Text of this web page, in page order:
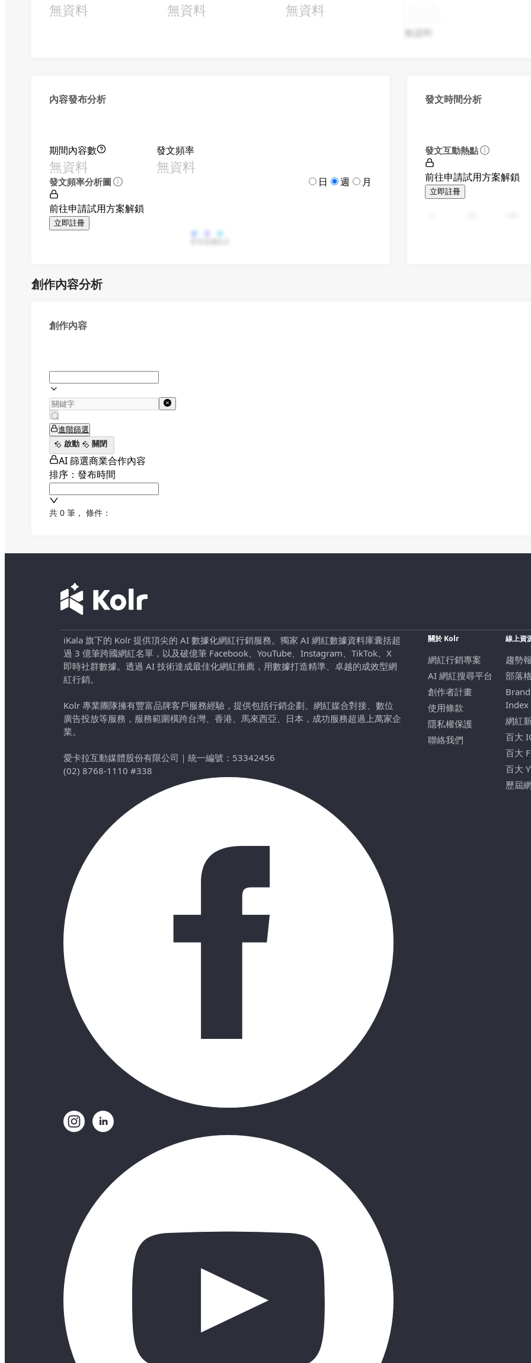
無資料 無資料 無資料
無資料
內容發布分析
期間內容數
無資料
發文頻率
無資料
發文頻率分析圖 日 週 月
前往申請試用方案解鎖
立即註冊
發文時間分析
發文互動熱點
前往申請試用方案解鎖
立即註冊
創作內容分析
創作內容
進階篩選
啟動
關閉
AI 篩選商業合作內容
排序：發布時間
共 0 筆 ， 條件：
iKala 旗下的 Kolr 提供頂尖的 AI 數據化網紅行銷服務。獨家 AI 網紅數據資料庫囊括超
過 3 億筆跨國網紅名單，以及破億筆 Facebook、YouTube、Instagram、TikTok、X
即時社群數據。透過 AI 技術達成最佳化網紅推薦，用數據打造精準、卓越的成效型網
紅行銷。
Kolr 專業團隊擁有豐富品牌客戶服務經驗，提供包括行銷企劃、網紅媒合對接、數位
廣告投放等服務，服務範圍橫跨台灣、香港、馬來西亞、日本，成功服務超過上萬家企
業。
愛卡拉互動媒體股份有限公司 ｜ 統一編號：53342456
(02) 8768-1110 #338
關於 Kolr
網紅行銷專案
AI 網紅搜尋平台
創作者計畫
使用條款
隱私權保護
聯絡我們
線上資
趨勢
部落格
Index
網紅
百大
百大
百大
歷屆